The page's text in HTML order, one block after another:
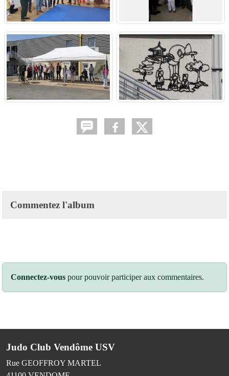
Commentez l'album
Connectez-vous pour pouvoir participer aux commentaires.
Judo Club Vendôme USV
Rue GEOFFROY MARTEL